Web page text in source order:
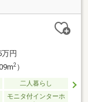
万円
2）
二人暮らし
モニタ付インターホ